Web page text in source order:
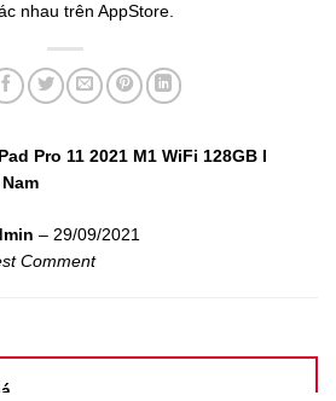
nhau trên AppStore.
Pro 11 2021 M1 WiFi 128GB I
– 29/09/2021
Comment